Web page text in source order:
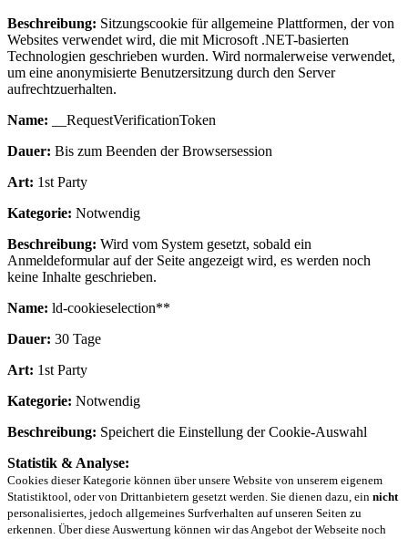
Beschreibung: Sitzungscookie für allgemeine Plattformen, der von
Websites verwendet wird, die mit Microsoft .NET-basierten
Technologien geschrieben wurden. Wird normalerweise verwendet,
um eine anonymisierte Benutzersitzung durch den Server
aufrechtzuerhalten.
Name: __RequestVerificationToken
Dauer: Bis zum Beenden der Browsersession
Art: 1st Party
Kategorie: Notwendig
Beschreibung: Wird vom System gesetzt, sobald ein
Anmeldeformular auf der Seite angezeigt wird, es werden noch
keine Inhalte geschrieben.
Name: ld-cookieselection**
Dauer: 30 Tage
Art: 1st Party
Kategorie: Notwendig
Beschreibung: Speichert die Einstellung der Cookie-Auswahl
Statistik & Analyse:
Cookies dieser Kategorie können über unsere Website von unserem eigenem
Statistiktool, oder von Drittanbietern gesetzt werden. Sie dienen dazu, ein nicht
personalisiertes, jedoch allgemeines Surfverhalten auf unseren Seiten zu
erkennen. Über diese Auswertung können wir das Angebot der Webseite noch